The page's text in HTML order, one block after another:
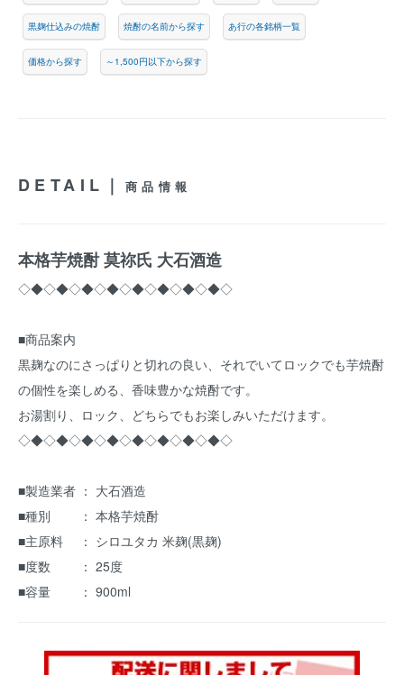
黒麹仕込みの焼酎 焼酎の名前から探す あ行の各銘柄一覧
価格から探す ～1,500円以下から探す
DETAIL｜ 商品情報
本格芋焼酎 莫祢氏 大石酒造
◇◆◇◆◇◆◇◆◇◆◇◆◇◆◇◆◇
■商品案内
黒麹なのにさっぱりと切れの良い、それでいてロックでも芋焼酎
の個性を楽しめる、香味豊かな焼酎です。
お湯割り、ロック、どちらでもお楽しみいただけます。
◇◆◇◆◇◆◇◆◇◆◇◆◇◆◇◆◇
■製造業者 ： 大石酒造
■種別 ： 本格芋焼酎
■主原料 ： シロユタカ 米麹(黒麹)
■度数 ： 25度
■容量 ： 900ml